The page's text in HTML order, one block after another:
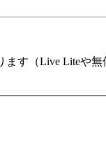
す（Live Liteや